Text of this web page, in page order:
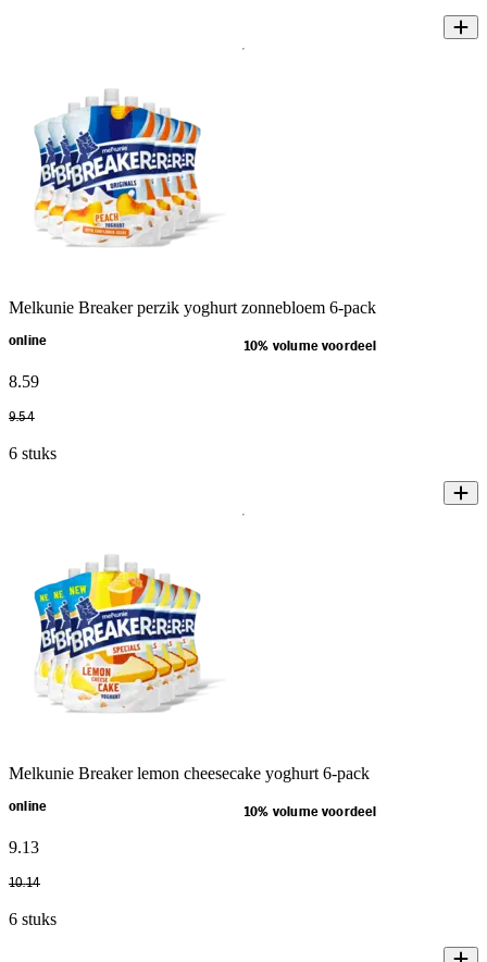
Melkunie Breaker perzik yoghurt zonnebloem 6-pack
online 10% volume voordeel
8.59
9.54
6 stuks
Melkunie Breaker lemon cheesecake yoghurt 6-pack
online 10% volume voordeel
9.13
10.14
6 stuks